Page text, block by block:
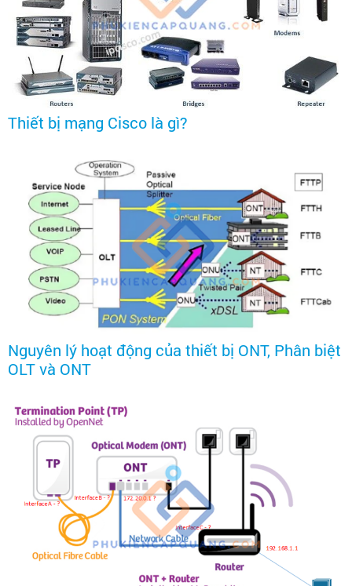
​​Thiết bị mạng Cisco là gì?
Nguyên lý hoạt động của thiết bị ONT, Phân biệt
OLT và ONT